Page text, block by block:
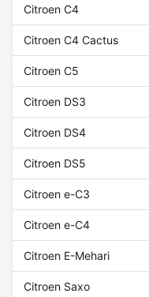
Citroen C4
Citroen C4 Cactus
Citroen C5
Citroen DS3
Citroen DS4
Citroen DS5
Citroen e-C3
Citroen e-C4
Citroen E-Mehari
Citroen Saxo